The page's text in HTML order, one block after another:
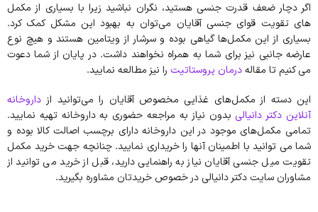
اگر دچار ضعف قدرت جنسی هستید، نگران نباشید زیرا با بسیاری از مکمل
های تقویت قوای جنسی آقایان می‌توان به بهبود این مشکل کمک کرد.
بسیاری از این مکمل‌ها گیاهی بوده و سرشار از ویتامین هستند و هیچ نوع
عارضه جانبی نیز برای شما به همراه نخواهند داشت. در پایان از شما دعوت
می کنیم تا مقالهدرمان پروستاتیت را نیز مطالعه نمایید.
این دسته از مکمل‌های غذایی مخصوص آقایان را می‌توانید از داروخانه
آنلاین دکتر دانیالی بدون نیاز به مراجعه حضوری به داروخانه تهیه نمایید.
تمامی مکمل‌های موجود در این داروخانه دارای برچسب اصالت کالا بوده و
شما می توانید با اطمینان آنها را خریداری نمایید. چنانچه جهت خرید مکمل
تقویت میل جنسی آقایان نیاز به راهنمایی دارید، قبل از خرید می توانید از
مشاوران سایت دکتر دانیالی در خصوص خریدتان مشاوره بگیرید.